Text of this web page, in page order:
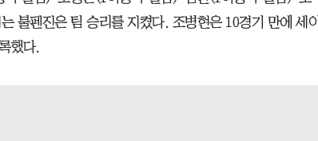
불펜진은 팀 승리를 지켰다. 조병현은 10경기 만에 세이
했다.